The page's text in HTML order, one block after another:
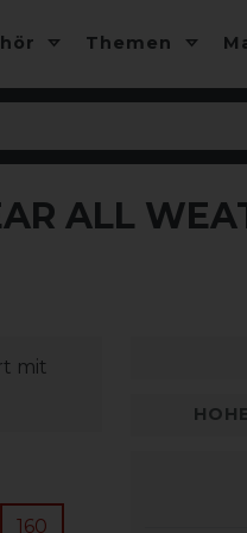
Themen
ALL
mit
160